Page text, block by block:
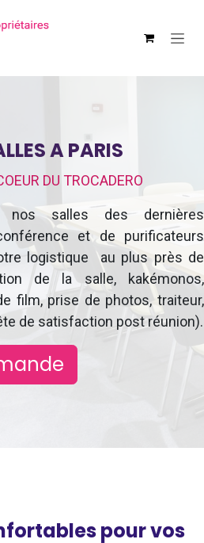
A PARIS
DU TROCADERO
nos salles des dernières
et de purificateurs
logistique au plus près de
de la salle, kakémonos,
film, prise de photos, traiteur,
de satisfaction post réunion).
pour vos